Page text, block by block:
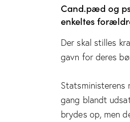
Cand.pæd og
enkeltes
Der skal stilles
gavn for deres
Statsministerens
gang blandt
brydes op, men